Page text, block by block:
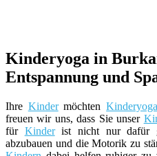
Kinderyoga in
Entspannung und
Ihre KindermöchtenKinderyoga
freuen wir uns, dass Sie unser
für Kinderist nicht nur dafür
abzubauen und die Motorik zu